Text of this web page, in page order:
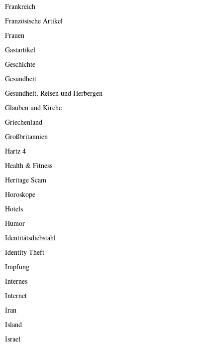
Frankreich
Französische Artikel
Frauen
Gastartikel
Geschichte
Gesundheit
Gesundheit, Reisen und Herbergen
Glauben und Kirche
Griechenland
Großbritannien
Hartz 4
Health & Fitness
Heritage Scam
Horoskope
Hotels
Humor
Identitätsdiebstahl
Identity Theft
Impfung
Internes
Internet
Iran
Island
Israel